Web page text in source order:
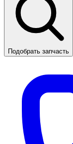
Подобрать запчасть